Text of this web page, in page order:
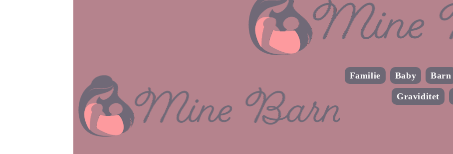
Familie Baby Barn
Graviditet